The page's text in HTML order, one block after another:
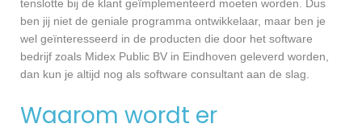
tenslotte bij de klant geïmplementeerd moeten worden. Dus
ben jij niet de geniale programma ontwikkelaar, maar ben je
wel geïnteresseerd in de producten die door het software
bedrijf zoals Midex Public BV in Eindhoven geleverd worden,
dan kun je altijd nog als software consultant aan de slag.
Waarom wordt er